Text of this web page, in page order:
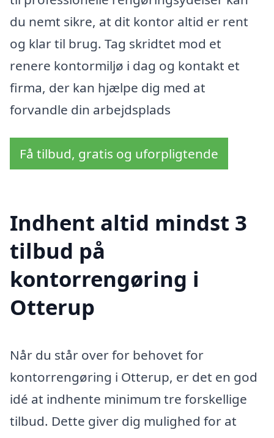
du nemt sikre, at dit kontor altid er rent
og klar til brug. Tag skridtet mod et
renere kontormiljø i dag og kontakt et
firma, der kan hjælpe dig med at
forvandle din arbejdsplads
Få tilbud, gratis og uforpligtende
Indhent altid mindst 3
tilbud på
kontorrengøring i
Otterup
Når du står over for behovet for
kontorrengøring i Otterup, er det en god
idé at indhente minimum tre forskellige
tilbud. Dette giver dig mulighed for at